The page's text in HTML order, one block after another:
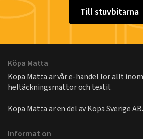
Till stuvbitarna
Köpa Matta
Köpa Matta är vår e-handel för allt inom
heltäckningsmattor och textil.
Köpa Matta är en del avKöpa Sverige AB.
Information